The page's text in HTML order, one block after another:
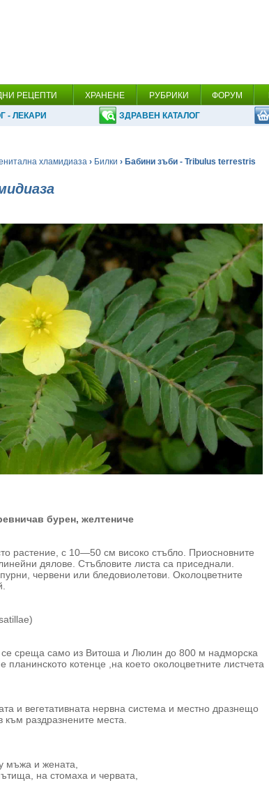
РЕЦЕПТИ ХРАНЕНЕ РУБРИКИ ФОРУМ
- ЛЕКАРИ ЗДРАВЕН КАТАЛОГ
хламидиаза › Билки › Бабини зъби - Tribulus terrestris
бурен, желтениче
растение, с 10—50 см високо стъбло. Приосновните
дялове. Стъбловите листа са при­седнали.
червени или бледовиолетови. Околоцветните
се среща само из Витоша и Люлин до 800 м надморска
котенце ,на което око­лоцветните листчета
и вегетативната нервна система и местно дразнещо
раздразнените места.
мъжа и жената,
на стомаха и червата,